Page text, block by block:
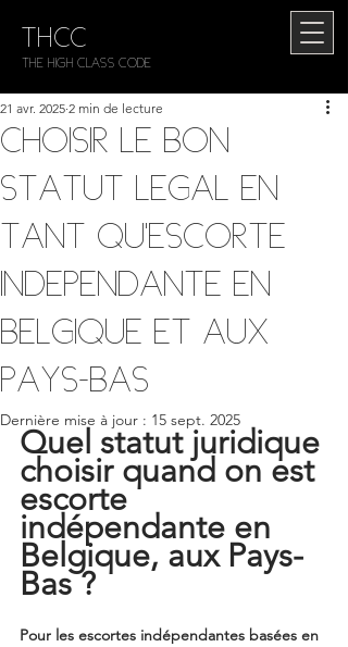
THCC
The HIGH CLASS CODE
Choisir le bon
statut légal en
tant qu’escorte
indépendante en
Belgique et aux
Pays-Bas
21 avr. 2025 2 min de lecture
Dernière mise à jour : 15 sept. 2025
Quel statut juridique
choisir quand on est
escorte
indépendante en
Belgique, aux Pays-
Bas ?
Pour les escortes indépendantes basées en